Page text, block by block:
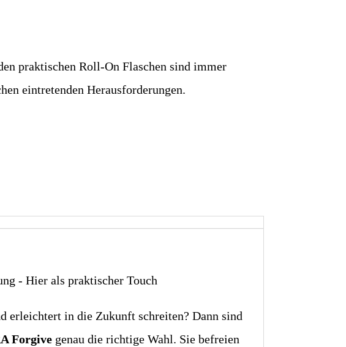
praktischen Roll-On Flaschen sind immer
eintretenden Herausforderungen.
- Hier als praktischer Touch
erleichtert in die Zukunft schreiten? Dann sind
Forgive genau die richtige Wahl. Sie befreien